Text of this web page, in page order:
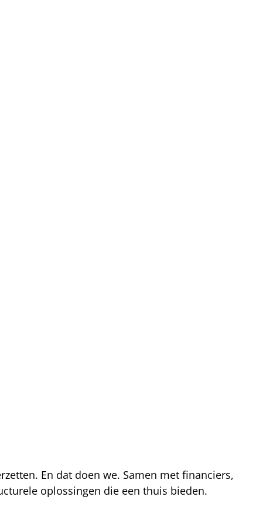
En dat doen we. Samen met financiers,
oplossingen die een thuis bieden.